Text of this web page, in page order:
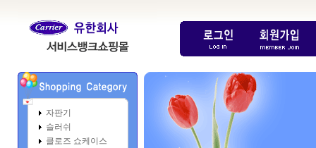
자판기
슬러쉬
클로즈 쇼케이스